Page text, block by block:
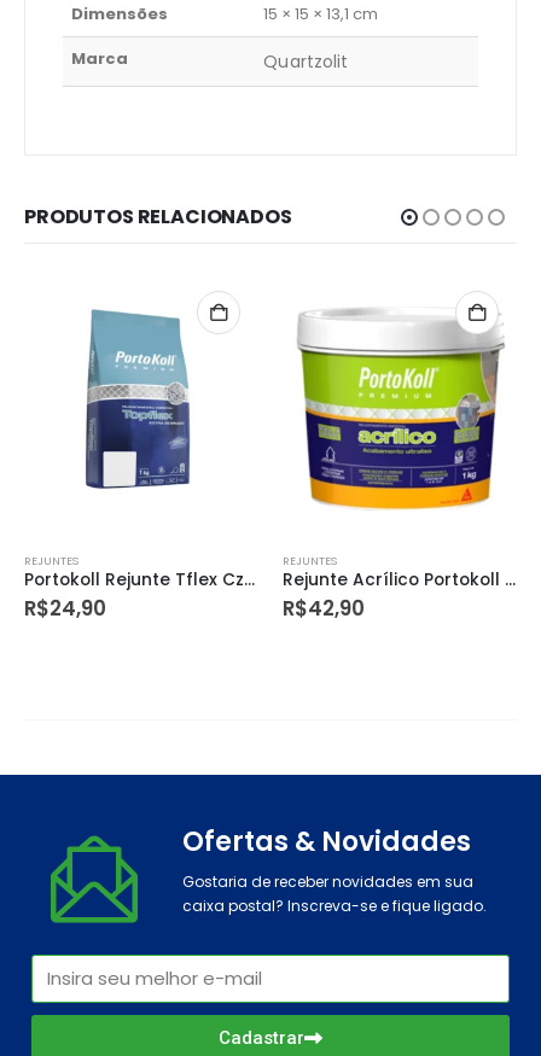
Dimensões
15 × 15 × 13,1 cm
Marca
Quartzolit
PRODUTOS RELACIONADOS
REJUNTES
Portokoll Rejunte Tflex Cz Platina 1kg – 96641
R$24,90
REJUNTES
Rejunte Acrílico Portokoll Caqui 1kg
R$42,90
Ofertas & Novidades
Gostaria de receber novidades em sua
caixa postal? Inscreva-se e fique ligado.
Cadastrar